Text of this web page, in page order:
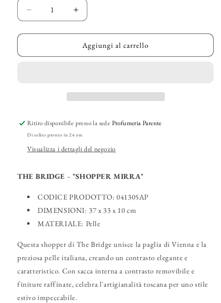
Diminuisci
quantità
per
BRIDGE
Aumenta
quantità
per
THE
BRIDGE
Aggiungi al carrello
Ritiro disponibile presso la sede Profumeria Parente
Di solito pronto in 24 ore
Visualizza i dettagli del negozio
THE BRIDGE - "SHOPPER MIRRA"
CODICE PRODOTTO: 041305AP
DIMENSIONI: 37 x 33 x 10 cm
MATERIALE: Pelle
Questa shopper di The Bridge unisce la paglia di Vienna e la
preziosa pelle italiana, creando un contrasto elegante e
caratteristico. Con sacca interna a contrasto removibile e
finiture raffinate, celebra l'artigianalità toscana per uno stile
estivo impeccabile.